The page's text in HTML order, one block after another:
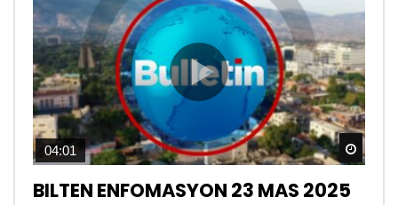
04:01
BILTEN ENFOMASYON 23 MAS 2025